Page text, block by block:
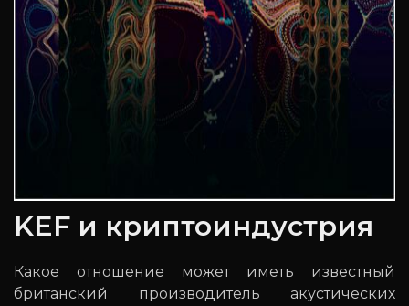
KEF и криптоиндустрия
Какое отношение может иметь известный
британский производитель акустических